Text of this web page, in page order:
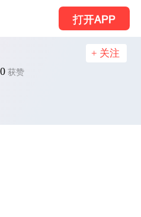
打开APP
0 获赞
+ 关注